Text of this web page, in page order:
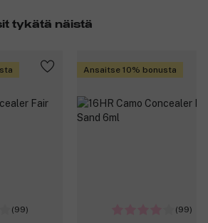
tykätä näistä
(99)
Ansaitse 10% bonusta
(99)